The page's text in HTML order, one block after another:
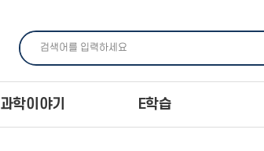
과학이야기 E학습